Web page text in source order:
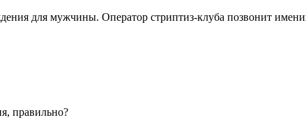
для мужчины. Оператор стриптиз-клуба позвонит
правильно?